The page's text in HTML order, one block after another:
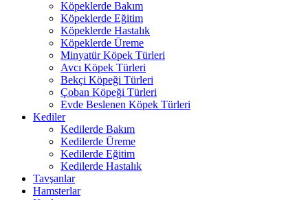
Köpeklerde Bakım
Köpeklerde Eğitim
Köpeklerde Hastalık
Köpeklerde Üreme
Minyatür Köpek Türleri
Avcı Köpek Türleri
Bekçi Köpeği Türleri
Çoban Köpeği Türleri
Evde Beslenen Köpek Türleri
Kediler
Kedilerde Bakım
Kedilerde Üreme
Kedilerde Eğitim
Kedilerde Hastalık
Tavşanlar
Hamsterlar